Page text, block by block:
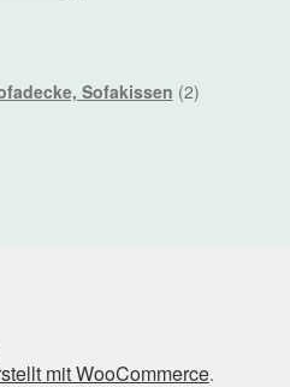
Sofakissen 22
mit WooCommerce.